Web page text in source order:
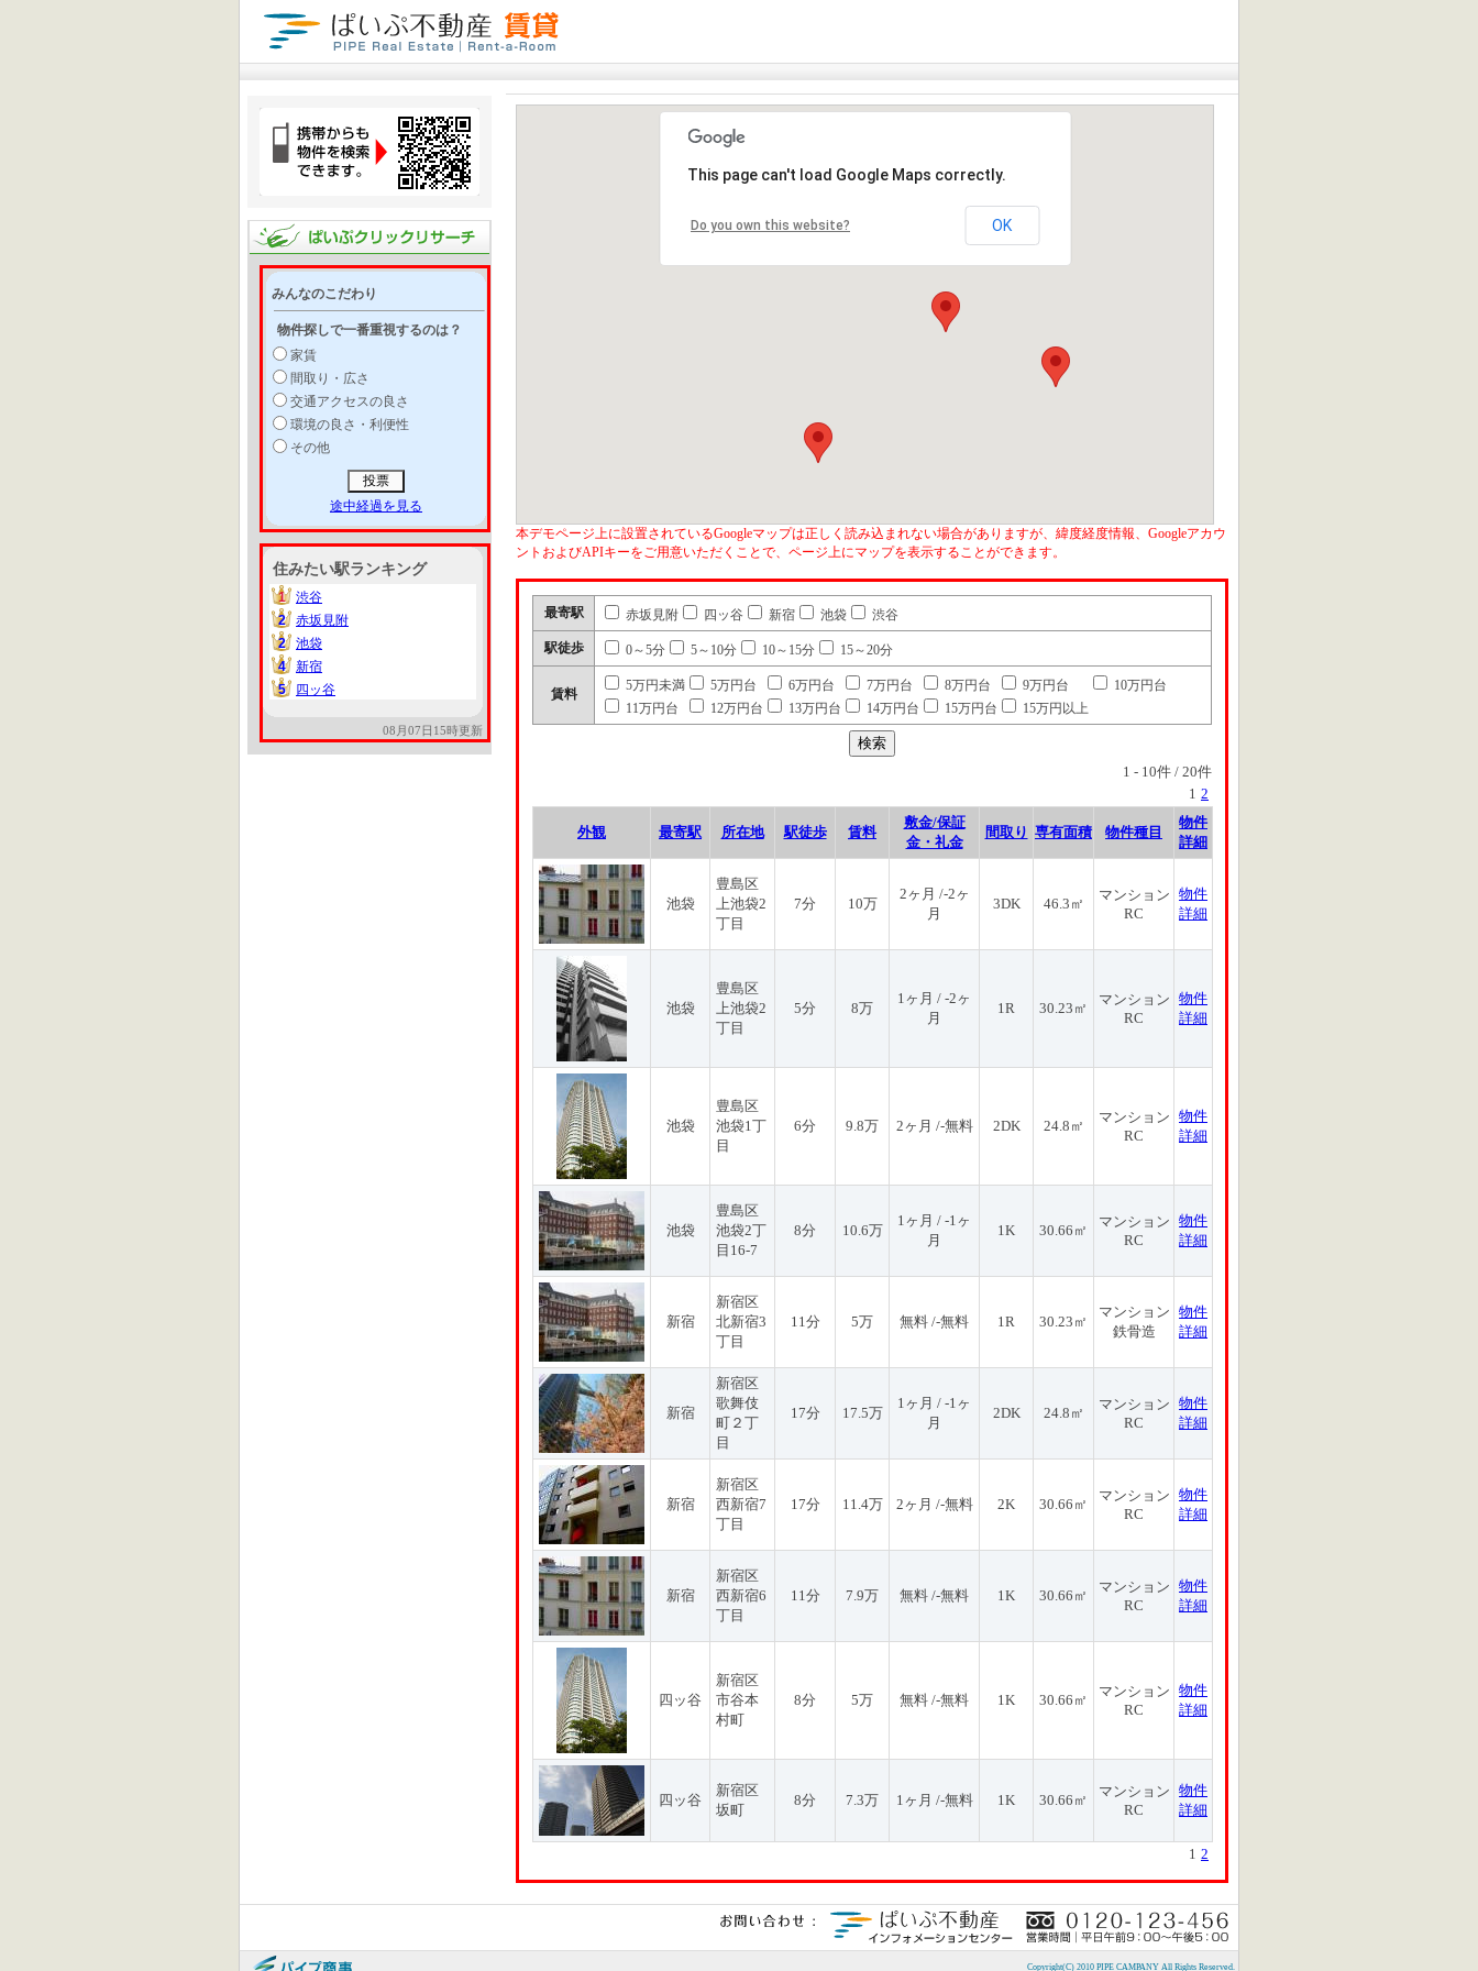
みんなのこだわり
物件探しで一番重視するのは？
家賃
間取り・広さ
交通アクセスの良さ
環境の良さ・利便性
その他
途中経過を見る
住みたい駅ランキング
1
1
渋谷
2
2
赤坂見附
2
2
池袋
4
4
新宿
5
5 四ッ谷
08月07日15時更新
This page can't load Google Maps correctly.
Do you own this website? OK
本デモページ上に設置されているGoogleマップは正しく読み込まれない場合がありますが、緯度経度情報、Googleアカウ
ントおよびAPIキーをご用意いただくことで、ページ上にマップを表示することができます。
最寄駅 赤坂見附 四ッ谷 新宿 池袋 渋谷
駅徒歩 0～5分 5～10分 10～15分 15～20分
賃料
5万円未満 5万円台 6万円台 7万円台 8万円台 9万円台
10万円台
11万円台
12万円台 13万円台 14万円台 15万円台 15万円以上
1 - 10件 / 20件
1 2
外観 最寄駅 所在地 駅徒歩 賃料
敷金/保証
金・礼金
間取り 専有面積 物件種目
物件
詳細
池袋
豊島区
上池袋2
丁目
7分 10万
2ヶ月 /-2ヶ
月
3DK 46.3㎡
マンション
RC
物件
詳細
池袋
豊島区
上池袋2
丁目
5分 8万
1ヶ月 / -2ヶ
月
1R 30.23㎡
マンション
RC
物件
詳細
池袋
豊島区
池袋1丁
目
6分 9.8万 2ヶ月 /-無料 2DK 24.8㎡
マンション
RC
物件
詳細
池袋
豊島区
池袋2丁
目16-7
8分 10.6万
1ヶ月 / -1ヶ
月
1K 30.66㎡
マンション
RC
物件
詳細
新宿
新宿区
北新宿3
丁目
11分 5万 無料 /-無料 1R 30.23㎡
マンション
鉄骨造
物件
詳細
新宿
新宿区
歌舞伎
町２丁
目
17分 17.5万
1ヶ月 / -1ヶ
月
2DK 24.8㎡
マンション
RC
物件
詳細
新宿
新宿区
西新宿7
丁目
17分 11.4万 2ヶ月 /-無料 2K 30.66㎡
マンション
RC
物件
詳細
新宿
新宿区
西新宿6
丁目
11分 7.9万 無料 /-無料 1K 30.66㎡
マンション
RC
物件
詳細
四ッ谷
新宿区
市谷本
村町
8分 5万 無料 /-無料 1K 30.66㎡
マンション
RC
物件
詳細
四ッ谷
新宿区
坂町
8分 7.3万 1ヶ月 /-無料 1K 30.66㎡
マンション
RC
物件
詳細
1 2
Copyright(C) 2010 PIPE CAMPANY All Rights Reserved.